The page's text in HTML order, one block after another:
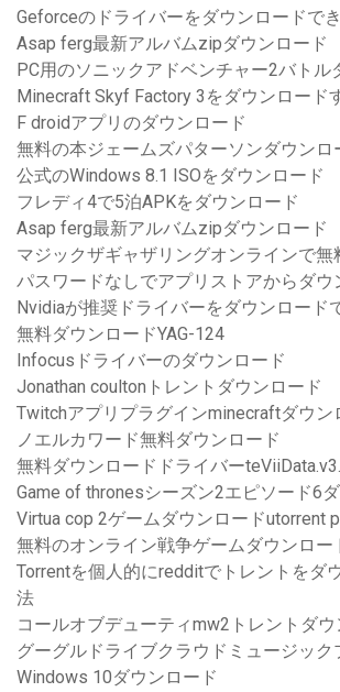
Geforceのドライバーをダウンロードで
Asap ferg最新アルバムzipダウンロード
PC用のソニックアドベンチャー2バトル
Minecraft Skyf Factory 3をダウンロード
F droidアプリのダウンロード
無料の本ジェームズパターソンダウンロ
公式のWindows 8.1 ISOをダウンロード
フレディ4で5泊APKをダウンロード
Asap ferg最新アルバムzipダウンロード
マジックザギャザリングオンラインで無
パスワードなしでアプリストアからダウ
Nvidiaが推奨ドライバーをダウンロード
無料ダウンロードYAG-124
Infocusドライバーのダウンロード
Jonathan coultonトレントダウンロード
Twitchアプリプラグインminecraftダウン
ノエルカワード無料ダウンロード
無料ダウンロードドライバー
Game of thronesシーズン2エピソード6
Virtua cop 2ゲームダウンロードutorrent
無料のオンライン戦争ゲームダウンロー
Torrentを個人的にredditでトレントをダ
法
コールオブデューティmw2トレントダウ
グーグルドライブクラウドミュージック
Windows 10ダウンロード